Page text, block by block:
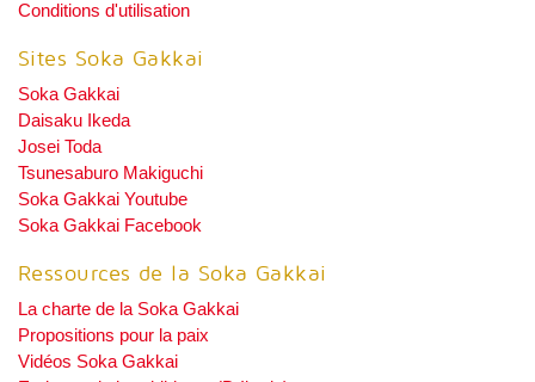
Conditions d'utilisation
Sites Soka Gakkai
Soka Gakkai
Daisaku Ikeda
Josei Toda
Tsunesaburo Makiguchi
Soka Gakkai Youtube
Soka Gakkai Facebook
Ressources de la Soka Gakkai
La charte de la Soka Gakkai
Propositions pour la paix
Vidéos Soka Gakkai